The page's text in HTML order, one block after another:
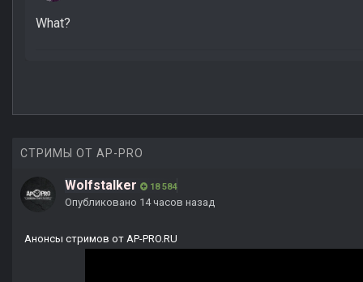
What?
СТРИМЫ ОТ AP-PRO
Wolfstalker 18 584
Опубликовано 14 часов назад
Анонсы стримов от AP-PRO.RU